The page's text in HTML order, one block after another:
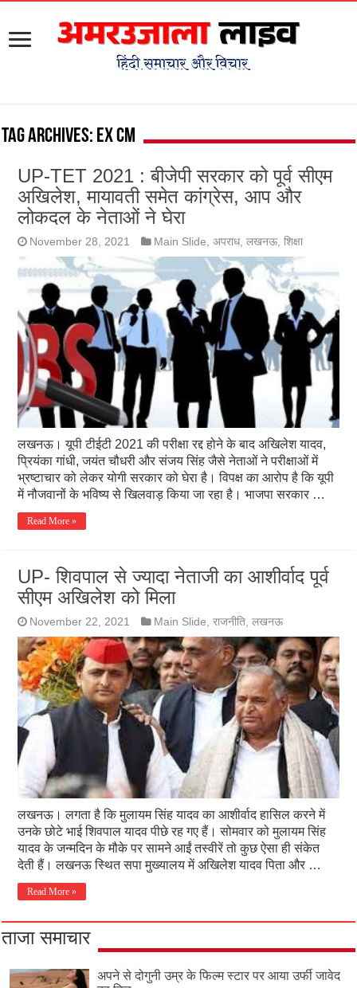
Tag Archives: ex cm
UP-TET 2021 : बीजेपी सरकार को पूर्व सीएम
अखिलेश, मायावती समेत कांग्रेस, आप और
लोकदल के नेताओं ने घेरा
November 28, 2021 Main Slide ,अपराध,लखनऊ,शिक्षा
लखनऊ। यूपी टीईटी 2021 की परीक्षा रद्द होने के बाद अखिलेश यादव,
प्रियंका गांधी, जयंत चौधरी और संजय सिंह जैसे नेताओं ने परीक्षाओं में
भ्रष्टाचार को लेकर योगी सरकार को घेरा है। विपक्ष का आरोप है कि यूपी
में नौजवानों के भविष्य से खिलवाड़ किया जा रहा है। भाजपा सरकार …
Read More »
UP- शिवपाल से ज्यादा नेताजी का आशीर्वाद पूर्व
सीएम अखिलेश को मिला
November 22, 2021 Main Slide ,राजनीति ,लखनऊ
लखनऊ। लगता है कि मुलायम सिंह यादव का आशीर्वाद हासिल करने में
उनके छोटे भाई शिवपाल यादव पीछे रह गए हैं। सोमवार को मुलायम सिंह
यादव के जन्मदिन के मौके पर सामने आईं तस्वीरें तो कुछ ऐसा ही संकेत
देती हैं। लखनऊ स्थित सपा मुख्यालय में अखिलेश यादव पिता और …
Read More »
ताजा समाचार
अपने से दोगुनी उम्र के फिल्म स्टार पर आया उर्फी जावेद